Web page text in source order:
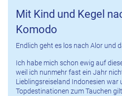
Mit Kind und Kegel
Komodo
Endlich geht es los nach Alor und
Ich habe mich schon ewig auf
weil ich nunmehr fast ein Jahr
Lieblingsreiseland Indonesien war
Topdestinationen zum Tauchen